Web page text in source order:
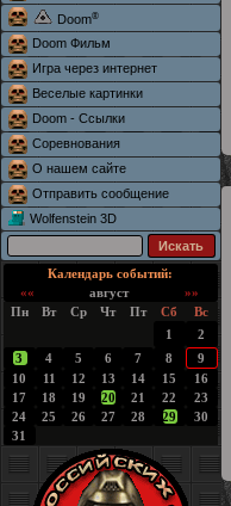
Doom®
Doom Фильм
Игра через интернет
Веселые картинки
Doom - Ссылки
Соревнования
О нашем сайте
Отправить сообщение
Wolfenstein 3D
Календарь событий:
««
август
»»
Пн
Вт Ср Чт Пт Сб
Вс
1
2
3
4 5 6 7 8
9
10
11 12 13 14 15
16
17
18 19 20 21 22
23
24
25 26 27 28 29
30
31